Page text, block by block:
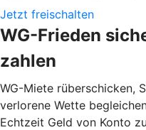
Jetzt freischalten
WG-Frieden
zahlen
WG-Miete rüberschicken,
verlorene Wette
Echtzeit Geld von Konto